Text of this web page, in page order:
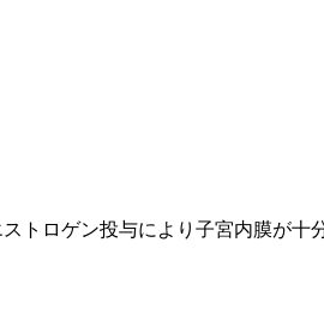
トロゲン投与により子宮内膜が十